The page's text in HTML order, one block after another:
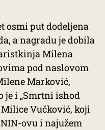
osmi put dodeljena
a nagradu je dobila
Milena
pod naslovom
Marković,
je i „Smrtni ishod
Vučković, koji
ovu i najužem